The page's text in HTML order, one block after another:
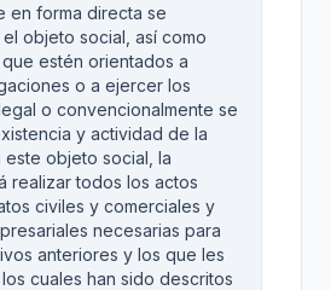
en forma directa se
objeto social, así como
estén orientados a
o a ejercer los
o convencionalmente se
y actividad de la
este objeto social, la
realizar todos los actos
civiles y comerciales y
necesarias para
anteriores y los que les
cuales han sido descritos